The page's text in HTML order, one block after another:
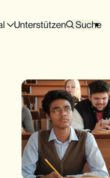
Unterstützen Suche